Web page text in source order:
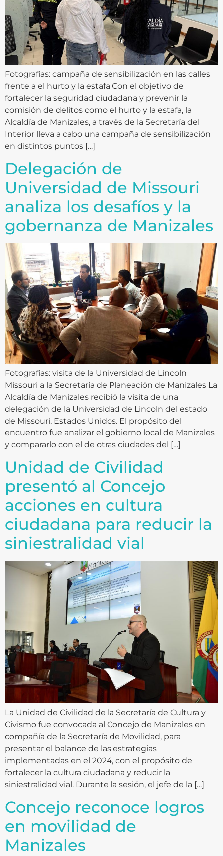
Fotografías: campaña de sensibilización en las calles
frente a el hurto y la estafa Con el objetivo de
fortalecer la seguridad ciudadana y prevenir la
comisión de delitos como el hurto y la estafa, la
Alcaldía de Manizales, a través de la Secretaría del
Interior lleva a cabo una campaña de sensibilización
en distintos puntos […]
Delegación de
Universidad de Missouri
analiza los desafíos y la
gobernanza de Manizales
Fotografías: visita de la Universidad de Lincoln
Missouri a la Secretaría de Planeación de Manizales La
Alcaldía de Manizales recibió la visita de una
delegación de la Universidad de Lincoln del estado
de Missouri, Estados Unidos. El propósito del
encuentro fue analizar el gobierno local de Manizales
y compararlo con el de otras ciudades del […]
Unidad de Civilidad
presentó al Concejo
acciones en cultura
ciudadana para reducir la
siniestralidad vial
La Unidad de Civilidad de la Secretaría de Cultura y
Civismo fue convocada al Concejo de Manizales en
compañía de la Secretaría de Movilidad, para
presentar el balance de las estrategias
implementadas en el 2024, con el propósito de
fortalecer la cultura ciudadana y reducir la
siniestralidad vial. Durante la sesión, el jefe de la […]
Concejo reconoce logros
en movilidad de
Manizales